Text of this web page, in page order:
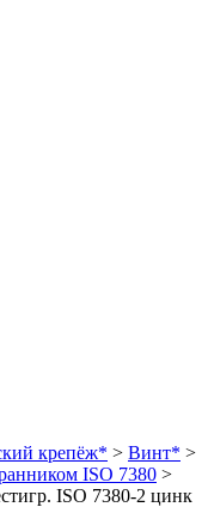
крепёж* > Винт* >
ISO 7380 >
ISO 7380-2 цинк